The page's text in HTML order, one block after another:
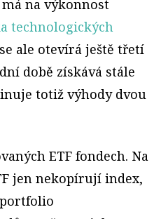
na výkonnost
technologických
ale otevírá ještě třetí
době získává stále
totiž výhody dvou
ETF fondech. Na
jen nekopírují index,